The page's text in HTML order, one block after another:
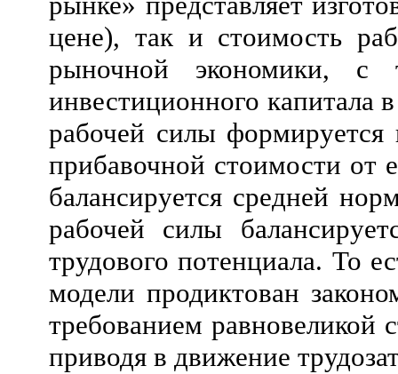
цене), так и стоимость
рыночной экономики, с
инвестиционного капитала
рабочей силы
прибавочной стоимости от
балансируется средней
рабочей силы
трудового потенциала. То
модели продиктован
требованием равновеликой
приводя в движение